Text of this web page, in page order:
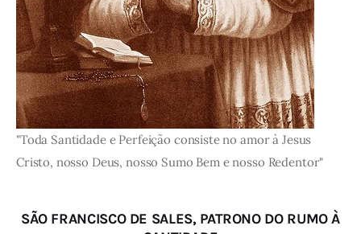
"Toda Santidade e Perfeição consiste no amor à Jesus
Cristo, nosso Deus, nosso Sumo Bem e nosso Redentor"
SÃO FRANCISCO DE SALES, PATRONO DO RUMO À